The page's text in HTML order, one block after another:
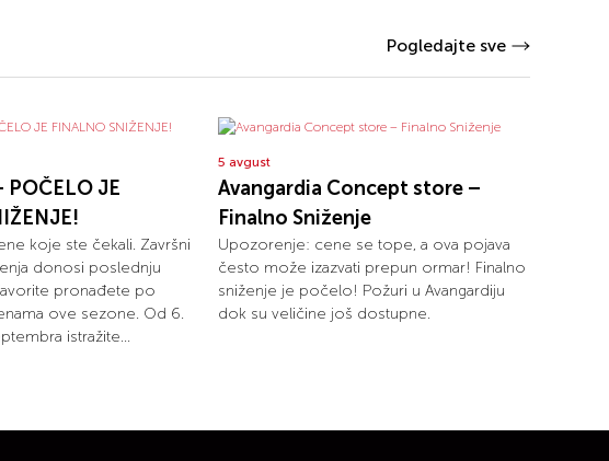
Pogledajte sve
POČELO JE
koje ste čekali. Završni
donosi poslednju
pronađete po
ove sezone. Od 6.
istražite...
5 avgust
Avangardia Concept store –
Finalno Sniženje
Upozorenje: cene se tope, a ova pojava
često može izazvati prepun ormar! Finalno
sniženje je počelo! Požuri u Avangardiju
dok su veličine još dostupne.